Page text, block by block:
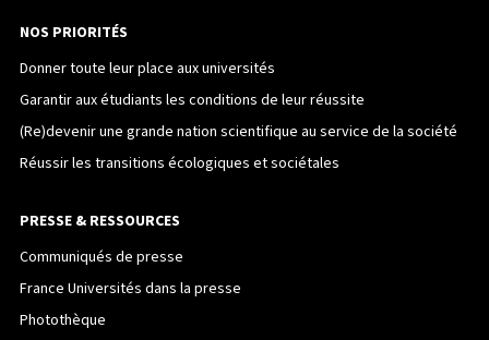
NOS PRIORITÉS
Donner toute leur place aux universités
Garantir aux étudiants les conditions de leur réussite
(Re)devenir une grande nation scientifique au service de la société
Réussir les transitions écologiques et sociétales
PRESSE & RESSOURCES
Communiqués de presse
France Universités dans la presse
Photothèque